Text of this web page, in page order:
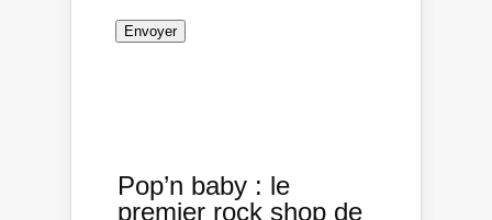
Pop’n baby : le
premier rock shop de